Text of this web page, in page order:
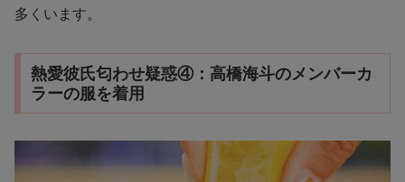
多くいます。
熱愛彼氏匂わせ疑惑④：高橋海斗のメンバーカ
ラーの服を着用